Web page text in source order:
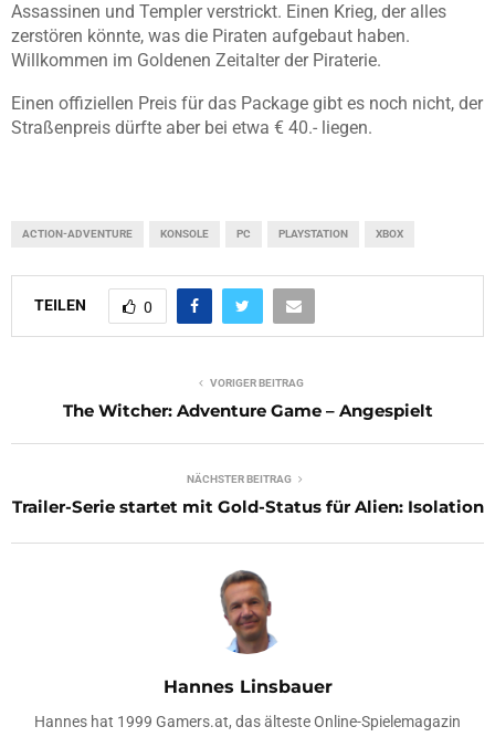
Assassinen und Templer verstrickt. Einen Krieg, der alles
zerstören könnte, was die Piraten aufgebaut haben.
Willkommen im Goldenen Zeitalter der Piraterie.
Einen offiziellen Preis für das Package gibt es noch nicht, der
Straßenpreis dürfte aber bei etwa € 40.- liegen.
ACTION-ADVENTURE KONSOLE PC PLAYSTATION XBOX
TEILEN 0
VORIGER BEITRAG
The Witcher: Adventure Game – Angespielt
NÄCHSTER BEITRAG
Trailer-Serie startet mit Gold-Status für Alien: Isolation
Hannes Linsbauer
Hannes hat 1999 Gamers.at, das älteste Online-Spielemagazin